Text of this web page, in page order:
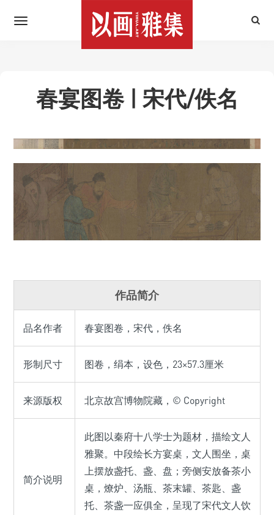
春宴图卷 | 宋代/佚名
作品简介
品名作者 春宴图卷，宋代，佚名
形制尺寸 图卷，绢本，设色，23×57.3厘米
来源版权 北京故宫博物院藏，© Copyright
简介说明
此图以秦府十八学士为题材，描绘文人
雅聚。中段绘长方宴桌，文人围坐，桌
上摆放盏托、盏、盘；旁侧安放备茶小
桌，燎炉、汤瓶、茶末罐、茶匙、盏
托、茶盏一应俱全，呈现了宋代文人饮